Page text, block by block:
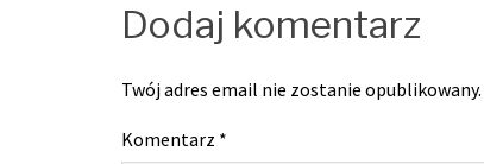
Dodaj komentarz
Twój adres email nie zostanie opublikowany.
Komentarz *